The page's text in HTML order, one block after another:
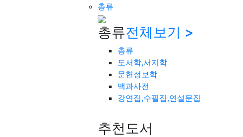
총류
총류전체보기 >
총류
도서학,서지학
문헌정보학
백과사전
강연집,수필집,연설문집
추천도서